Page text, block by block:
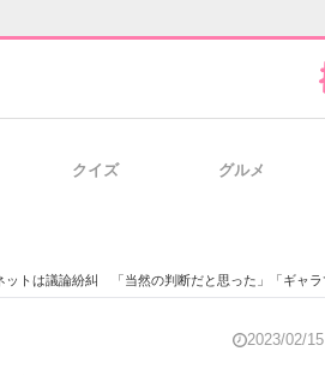
クイズ グルメ
ットは議論紛糾 「当然の判断だと思った」「ギャラ
2023/02/15